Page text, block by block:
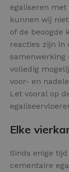
egaliseren met
kunnen wij
of de beoogde
reacties zijn in
samenwerking
volledig
voor- en
Let vooral op
Elke
Sinds enige
cementaire